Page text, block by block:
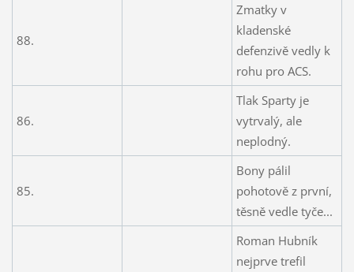
88.
Zmatky v
kladenské
defenzivě vedly k
rohu pro ACS.
86.
Tlak Sparty je
vytrvalý, ale
neplodný.
85.
Bony pálil
pohotově z první,
těsně vedle tyče...
Roman Hubník
nejprve trefil